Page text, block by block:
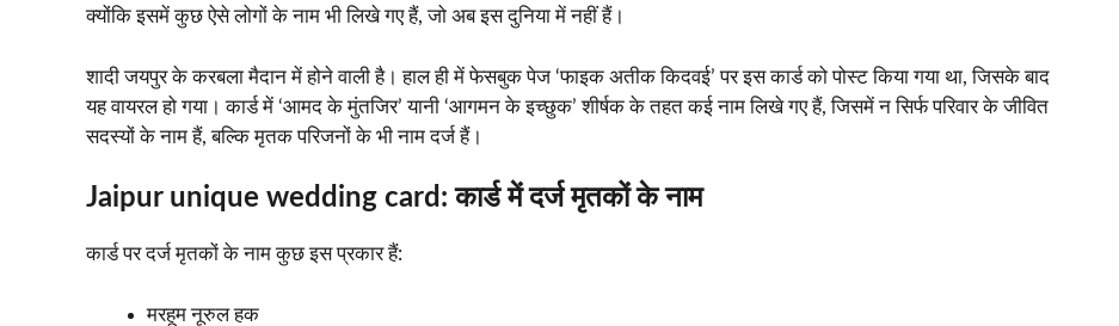
क्योंकि इसमें कुछ ऐसे लोगों के नाम भी लिखे गए हैं, जो अब इस दुनिया में नहीं हैं।
शादी जयपुर के करबला मैदान में होने वाली है। हाल ही में फेसबुक पेज ‘फाइक अतीक किदवई’ पर इस कार्ड को पोस्ट किया गया था, जिसके बाद
यह वायरल हो गया। कार्ड में ‘आमद के मुंतजिर’ यानी ‘आगमन के इच्छुक’ शीर्षक के तहत कई नाम लिखे गए हैं, जिसमें न सिर्फ परिवार के जीवित
सदस्यों के नाम हैं, बल्कि मृतक परिजनों के भी नाम दर्ज हैं।
Jaipur unique wedding card:कार्ड में दर्ज मृतकों के नाम
कार्ड पर दर्ज मृतकों के नाम कुछ इस प्रकार हैं:
मरहूम नूरुल हक